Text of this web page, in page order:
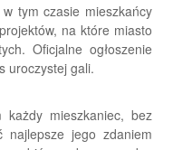
tym czasie mieszkańcy
na które miasto
Oficjalne ogłoszenie
uroczystej gali.
każdy mieszkaniec, bez
najlepsze jego zdaniem